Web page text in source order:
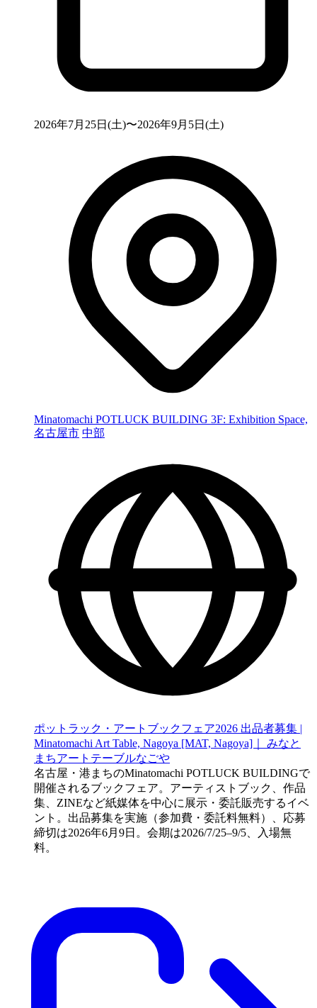
2026年7月25日(土)〜2026年9月5日(土)
Minatomachi POTLUCK BUILDING 3F: Exhibition Space,
名古屋市 中部
ポットラック・アートブックフェア2026 出品者募集 |
Minatomachi Art Table, Nagoya [MAT, Nagoya]｜ みなと
まちアートテーブルなごや
名古屋・港まちのMinatomachi POTLUCK BUILDINGで
開催されるブックフェア。アーティストブック、作品
集、ZINEなど紙媒体を中心に展示・委託販売するイベ
ント。出品募集を実施（参加費・委託料無料）、応募
締切は2026年6月9日。会期は2026/7/25–9/5、入場無
料。